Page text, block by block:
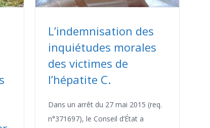
L’indemnisation des
inquiétudes morales
des victimes de
l’hépatite C.
Dans un arrêt du 27 mai 2015 (req.
n°371697), le Conseil d’État a